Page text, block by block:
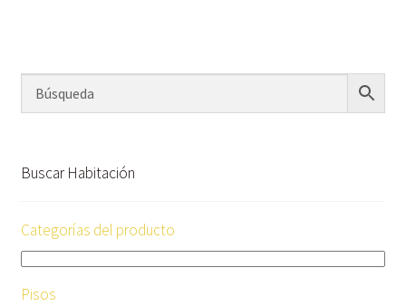
Buscar Habitación
Categorías del producto
Pisos